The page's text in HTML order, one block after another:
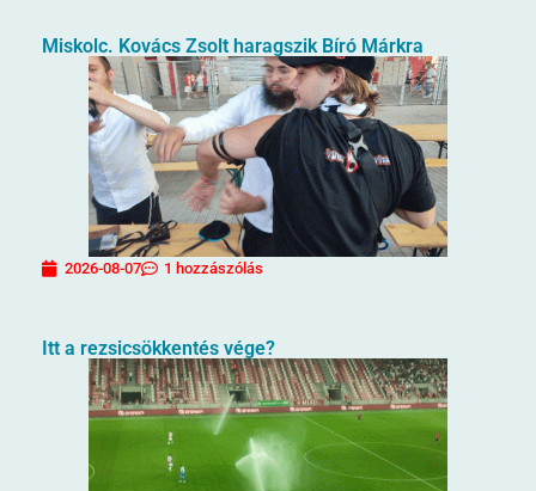
Miskolc. Kovács Zsolt haragszik Bíró Márkra
2026-08-07 1 hozzászólás
Itt a rezsicsökkentés vége?